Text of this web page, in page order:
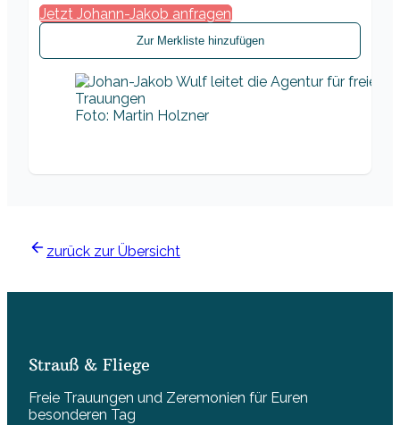
Jetzt Johann-Jakob anfragen
Zur Merkliste hinzufügen
Foto: Martin Holzner
zurück zur Übersicht
Strauß & Fliege
Freie Trauungen und Zeremonien für Euren
besonderen Tag